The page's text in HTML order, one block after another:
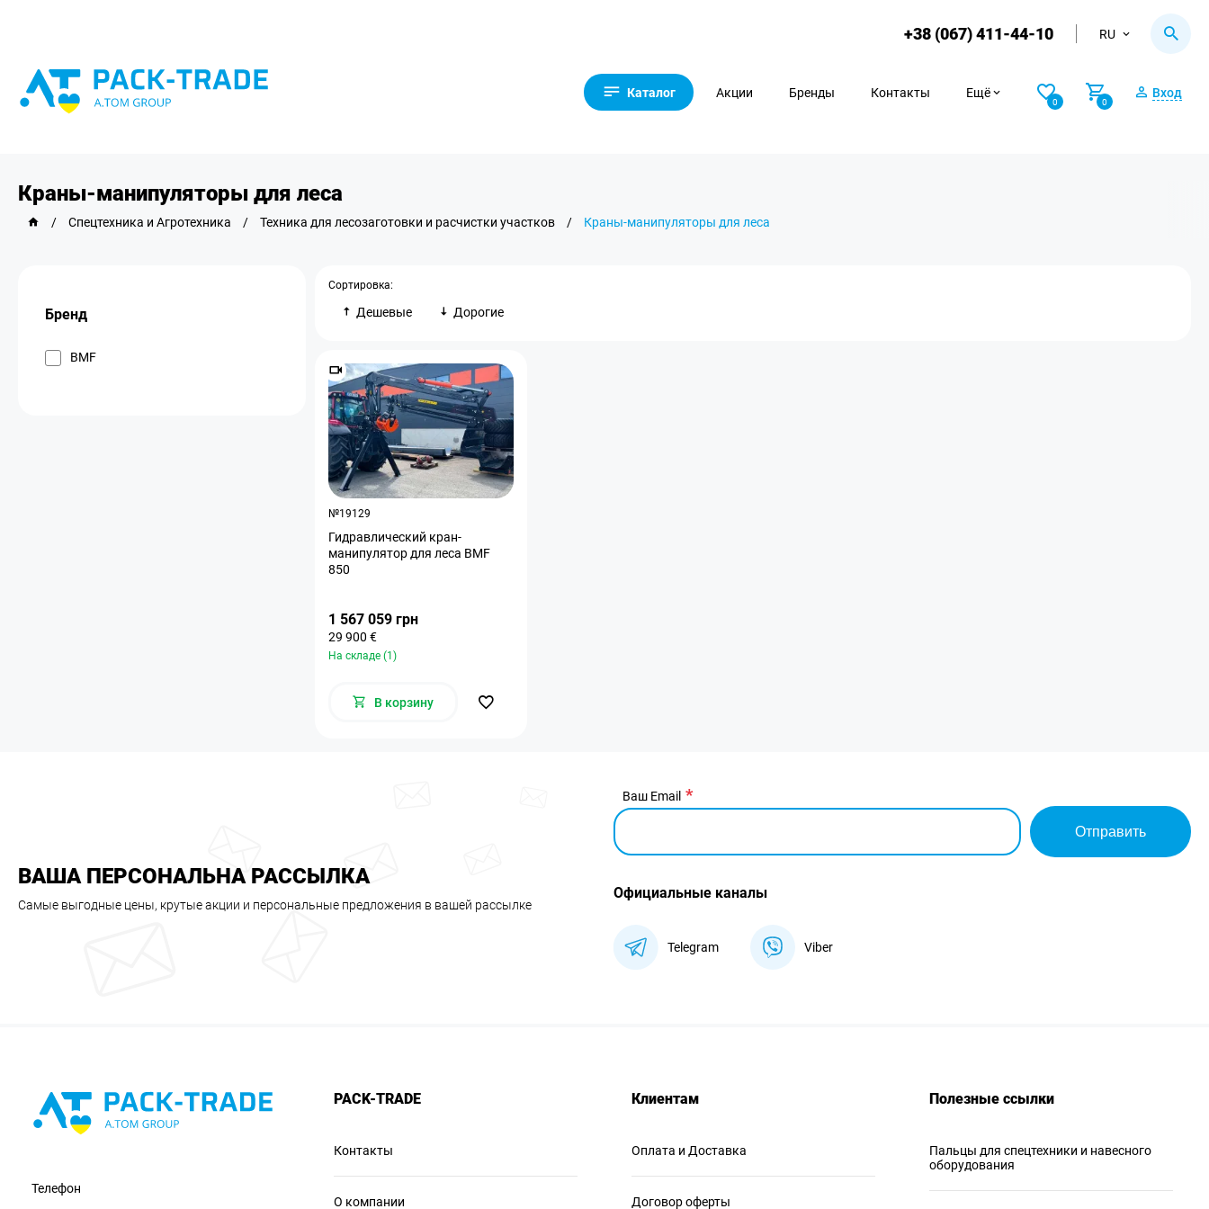
+38 (067) 411-44-10 RU
Каталог Акции Бренды Контакты Ещё
0 0
Вход
Краны-манипуляторы для леса
/ Спецтехника и Агротехника / Техника для лесозаготовки и расчистки участков / Краны-манипуляторы для леса
Бренд
BMF
Сортировка:
Дешевые Дорогие
№19129
Гидравлический кран-
манипулятор для леса BMF
850
1 567 059 грн
29 900 €
На складе (1)
В корзину
ВАША ПЕРСОНАЛЬНА РАССЫЛКА
Самые выгодные цены, крутые акции и персональные предложения в вашей рассылке
Ваш Email
Отправить
Официальные каналы
Telegram Viber
Телефон
PACK-TRADE
Контакты
О компании
Клиентам
Оплата и Доставка
Договор оферты
Полезные ссылки
Пальцы для спецтехники и навесного
оборудования